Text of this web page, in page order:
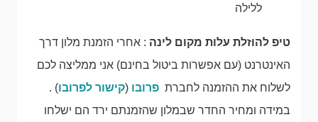
ללילה
טיפ להוזלת עלות מקום לינה : אחרי הזמנת מלון דרך
האינטרנט (עם אפשרות ביטול בחינם) אני ממליצה לכם
לשלוח את ההזמנה לחברת פרובו (קישור לפרובו) .
במידה ומחיר החדר שבמלון שהזמנתם ירד הם ישלחו